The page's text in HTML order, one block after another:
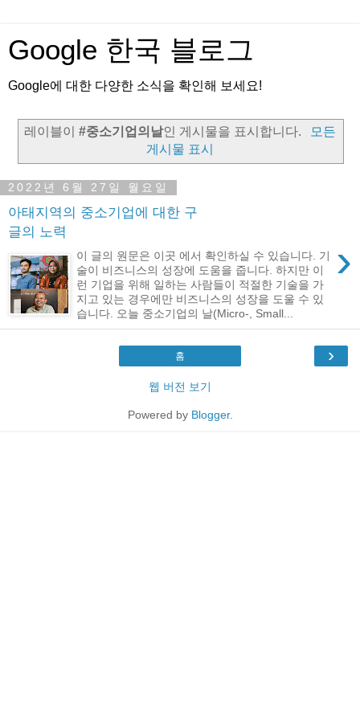
Google 한국 블로그
Google에 대한 다양한 소식을 확인해 보세요!
레이블이#중소기업의날인 게시물을 표시합니다.
모든
게시물 표시
2022년 6월 27일 월요일
아태지역의 중소기업에 대한 구
글의 노력
›
이 글의 원문은 이곳 에서 확인하실 수 있습니다. 기
술이 비즈니스의 성장에 도움을 줍니다. 하지만 이
런 기업을 위해 일하는 사람들이 적절한 기술을 가
지고 있는 경우에만 비즈니스의 성장을 도울 수 있
습니다. 오늘 중소기업의 날(Micro-, Small...
›
홈
웹 버전 보기
Powered by Blogger.